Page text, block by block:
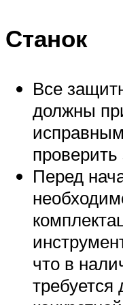
Станок
Все
должны
Перед
что в